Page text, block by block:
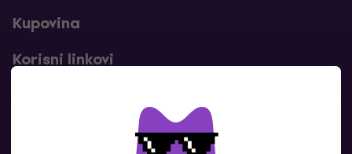
Kupovina
Korisni linkovi
Kontakti